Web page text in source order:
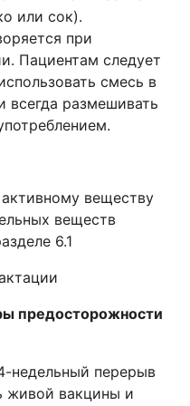
или сок).
при
Пациентам следует
смесь в
всегда размешивать
веществу
веществ
6.1
предосторожности
недельный перерыв
живой вакцины и